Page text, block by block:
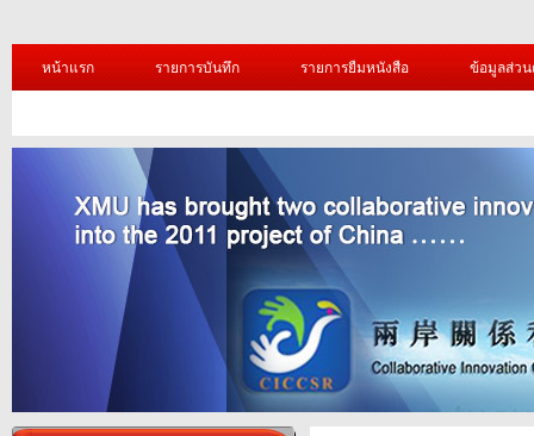
หน้าแรก รายการบันทึก รายการยืมหนังสือ ข้อมูลส่ว